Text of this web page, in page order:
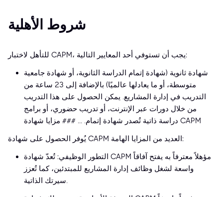
شروط الأهلية
للتأهل لاختبار CAPM، يجب أن تستوفي أحد المعايير التالية:
شهادة ثانوية (شهادة إتمام الدراسة الثانوية، أو شهادة جامعية
متوسطة، أو ما يعادلها عالميًا) بالإضافة إلى 23 ساعة من
التدريب في إدارة المشاريع. يمكن الحصول على هذا التدريب
من خلال دورات عبر الإنترنت، أو تدريب حضوري، أو برامج
دراسة ذاتية تُصدر شهادة إتمام. ... ### مزايا شهادة CAPM
يُوفر الحصول على شهادة CAPM العديد من المزايا الهامة:
التطور الوظيفي: تُعدّ شهادة CAPM مؤهلاً معترفاً به يفتح آفاقاً
واسعة لشغل وظائف إدارة المشاريع للمبتدئين، كما تُعزز
سيرتك الذاتية.